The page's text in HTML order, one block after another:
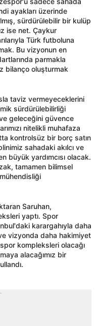
ayakları üzerinde
sürdürülebilir bir kulüp
ise net. Çaykur
Türk futboluna
Bu vizyonun en
parmakla
bilanço oluşturmak
taviz vermeyeceklerini
sürdürülebilirliği
ve geleceğini güvence
nitelikli muhafaza
kontrolsüz bir borç satın
sahadaki akılcı ve
büyük yardımcısı olacak.
tamamen bilimsel
Saruhan,
yaptı. Spor
karargahıyla daha
vizyonda daha hakimiyet
kompleksleri olacağı
alacağımız bir